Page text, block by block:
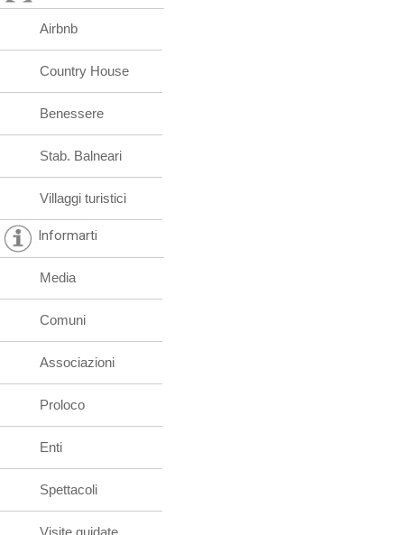
Airbnb
Country House
Benessere
Stab. Balneari
Villaggi turistici
Informarti
Media
Comuni
Associazioni
Proloco
Enti
Spettacoli
Visite guidate